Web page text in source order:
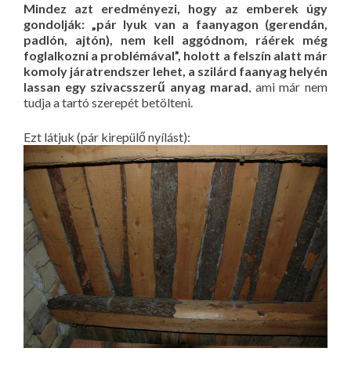
Mindez azt eredményezi, hogy az emberek úgy
gondolják: „pár lyuk van a faanyagon (gerendán,
padlón, ajtón), nem kell aggódnom, ráérek még
foglalkozni a problémával”, holott a felszín alatt már
komoly járatrendszer lehet, a szilárd faanyag helyén
lassan egy szivacsszerű anyag marad, ami már nem
tudja a tartó szerepét betölteni.
Ezt látjuk (pár kirepülő nyílást):